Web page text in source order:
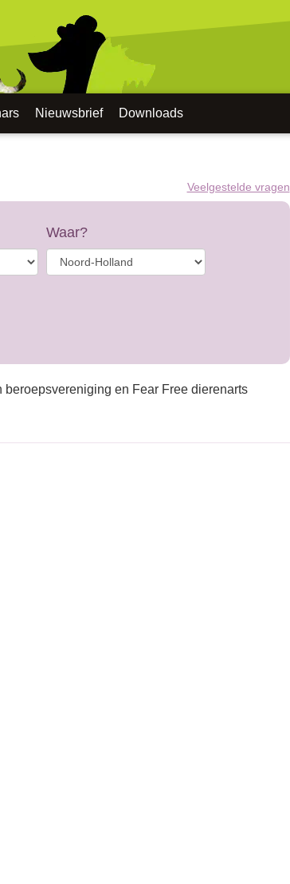
Nieuwsbrief Downloads
Veelgestelde vragen
Waar?
en Fear Free dierenarts